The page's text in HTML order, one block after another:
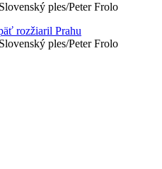
ples/Peter Frolo
ples/Peter Frolo